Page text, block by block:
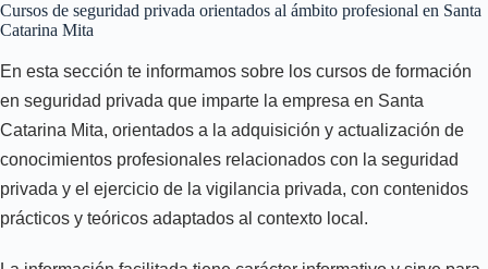
Cursos de seguridad privada orientados al ámbito profesional en Santa
Catarina Mita
En esta sección te informamos sobre los cursos de formación
en seguridad privada que imparte la empresa en Santa
Catarina Mita, orientados a la adquisición y actualización de
conocimientos profesionales relacionados con la seguridad
privada y el ejercicio de la vigilancia privada, con contenidos
prácticos y teóricos adaptados al contexto local.